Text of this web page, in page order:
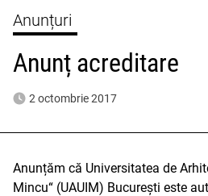
Anunțuri
Anunț acreditare
2 octombrie 2017
Anunțăm că Universitatea de
Mincu“ (UAUIM) București este